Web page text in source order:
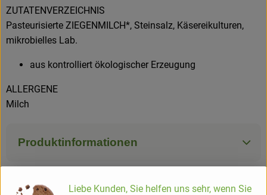
ZUTATENVERZEICHNIS
Pasteurisierte ZIEGENMILCH*, Steinsalz, Käsereikulturen,
mikrobielles Lab.
aus kontrolliert ökologischer Erzeugung
ALLERGENE
Milch
Produktinformationen
Zutaten
Liebe Kunden, Sie helfen uns sehr, wenn Sie